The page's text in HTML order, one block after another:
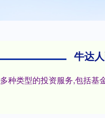
牛达
种类型的投资服务,包括